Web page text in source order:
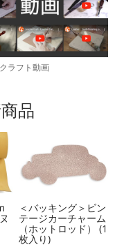
ラフト動画
品
＜バッキング＞ビン
テージカーチャーム
（ホットロッド） (1
枚入り)